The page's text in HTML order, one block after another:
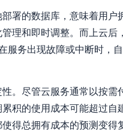
署的数据库，意味着用
理和即时调整。而上云
服务出现故障或中断时，
。尽管云服务通常以按
积的使用成本可能超过
得总拥有成本的预测变得